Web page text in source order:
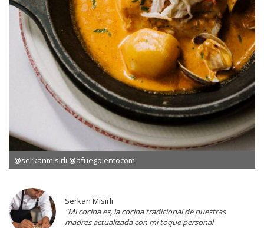
@serkanmisirli @afuegolentocom
Serkan Misirli
"Mi cocina es, la cocina tradicional de nuestras
madres actualizada con mi toque personal